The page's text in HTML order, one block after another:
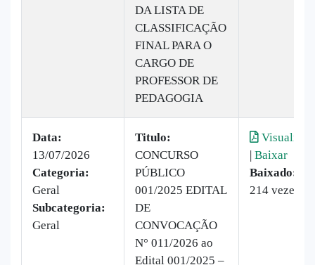
DA LISTA DE
CLASSIFICAÇÃO
FINAL PARA O
CARGO DE
PROFESSOR DE
PEDAGOGIA
Data:
13/07/2026
Categoria:
Geral
Subcategoria:
Geral
Titulo:
CONCURSO
PÚBLICO
001/2025 EDITAL
DE
CONVOCAÇÃO
N° 011/2026 ao
Edital 001/2025 –
Visualizar
| Baixar
Baixado:
214 vezes